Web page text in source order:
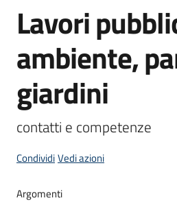
Amministrazione
Menu selezionato
Novità
Servizi
Vivere
Polo
Salta al contenuto
Lavori
ambiente,
giardini
contatti e competenze
CondividiVedi azioni
Argomenti